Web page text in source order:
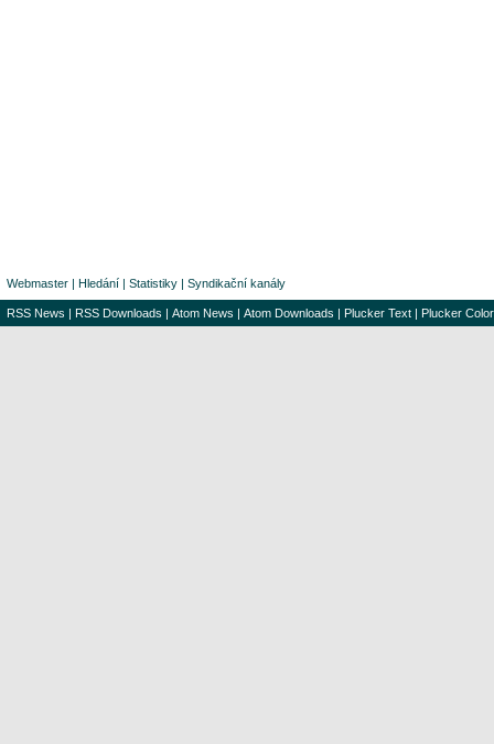
Webmaster | Hledání | Statistiky | Syndikační kanály
RSS News | RSS Downloads | Atom News | Atom Downloads | Plucker Text | Plucker Color